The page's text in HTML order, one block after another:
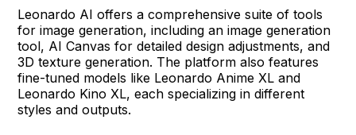
Leonardo AI offers a comprehensive suite of tools
for image generation, including an image generation
tool, AI Canvas for detailed design adjustments, and
3D texture generation. The platform also features
fine-tuned models like Leonardo Anime XL and
Leonardo Kino XL, each specializing in different
styles and outputs.